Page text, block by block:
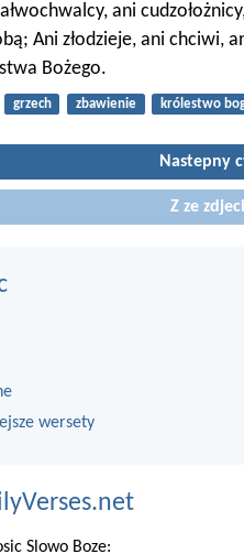
ani
Ani złodzieje, ani chciwi,
Bożego.
grzech zbawienie królestwo
Nastepny
Z ze
wersety
Slowo Boze: